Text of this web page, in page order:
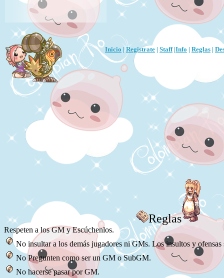
Reglas
Respeten a los GM y Escúchenlos.
No insultar a los demás jugadores ni GMs. Los insultos y ofensas
No Pregunten como ser un GM o SubGM.
No hacerse pasar por GM.
Inicio | Registrate | Staff |Info | Reglas |